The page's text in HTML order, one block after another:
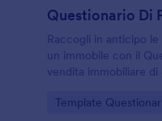
Questionario Di
Raccogli in anticipo
un immobile con il
vendita immobiliare
preparare valutazioni e
Go to Category:
Template